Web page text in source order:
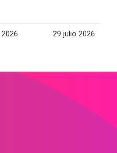
29 julio 2026